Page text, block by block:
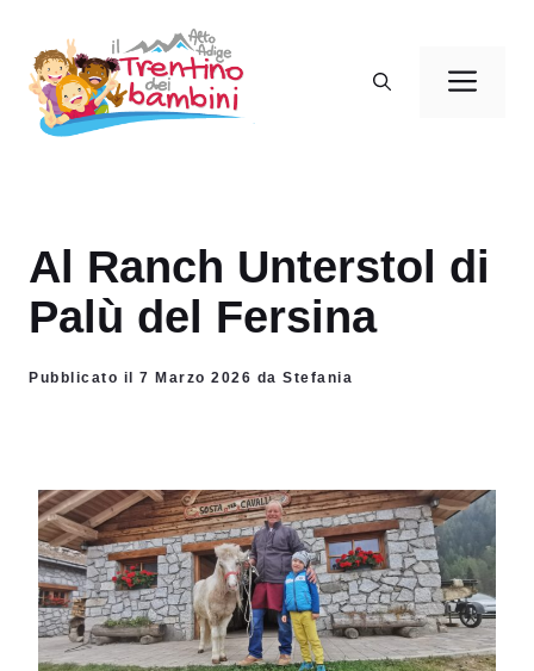
contenuto
Al Ranch Unterstol di
Palù del Fersina
Pubblicato il 7 Marzo 2026 da Stefania